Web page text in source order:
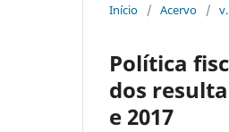
Início / Acervo /
Política
dos
e 2017